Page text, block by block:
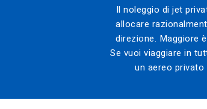
Il noleggio di jet
allocare
direzione. Maggiore
Se vuoi viaggiare in
un aereo